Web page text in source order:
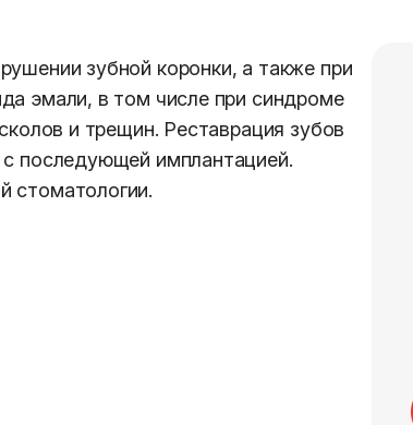
зубной коронки, а также при
эмали, в том числе при синдроме
и трещин. Реставрация зубов
последующей имплантацией.
стоматологии.